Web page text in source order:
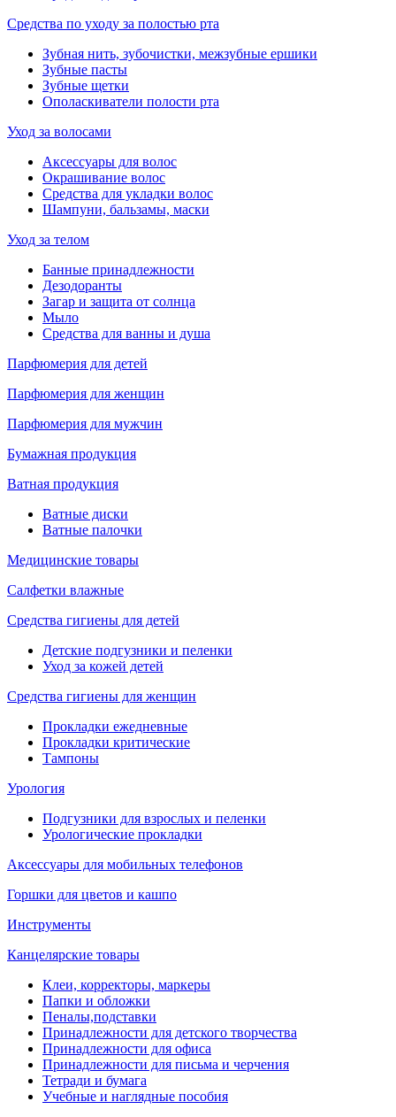
Средства по уходу за полостью рта
Зубная нить, зубочистки, межзубные ершики
Зубные пасты
Зубные щетки
Ополаскиватели полости рта
Уход за волосами
Аксессуары для волос
Окрашивание волос
Средства для укладки волос
Шампуни, бальзамы, маски
Уход за телом
Банные принадлежности
Дезодоранты
Загар и защита от солнца
Мыло
Средства для ванны и душа
Парфюмерия для детей
Парфюмерия для женщин
Парфюмерия для мужчин
Бумажная продукция
Ватная продукция
Ватные диски
Ватные палочки
Медицинские товары
Салфетки влажные
Средства гигиены для детей
Детские подгузники и пеленки
Уход за кожей детей
Средства гигиены для женщин
Прокладки ежедневные
Прокладки критические
Тампоны
Урология
Подгузники для взрослых и пеленки
Урологические прокладки
Аксессуары для мобильных телефонов
Горшки для цветов и кашпо
Инструменты
Канцелярские товары
Клеи, корректоры, маркеры
Папки и обложки
Пеналы,подставки
Принадлежности для детского творчества
Принадлежности для офиса
Принадлежности для письма и черчения
Тетради и бумага
Учебные и наглядные пособия